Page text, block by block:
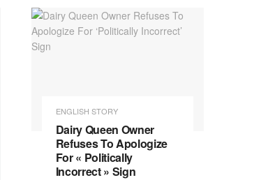
ENGLISH STORY
Dairy Queen Owner
Refuses To Apologize
For « Politically
Incorrect » Sign